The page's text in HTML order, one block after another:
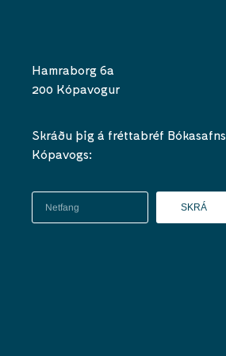
Hamraborg 6a
200 Kópavogur
Skráðu þig á fréttabréf Bókasafns
Kópavogs:
SKRÁ